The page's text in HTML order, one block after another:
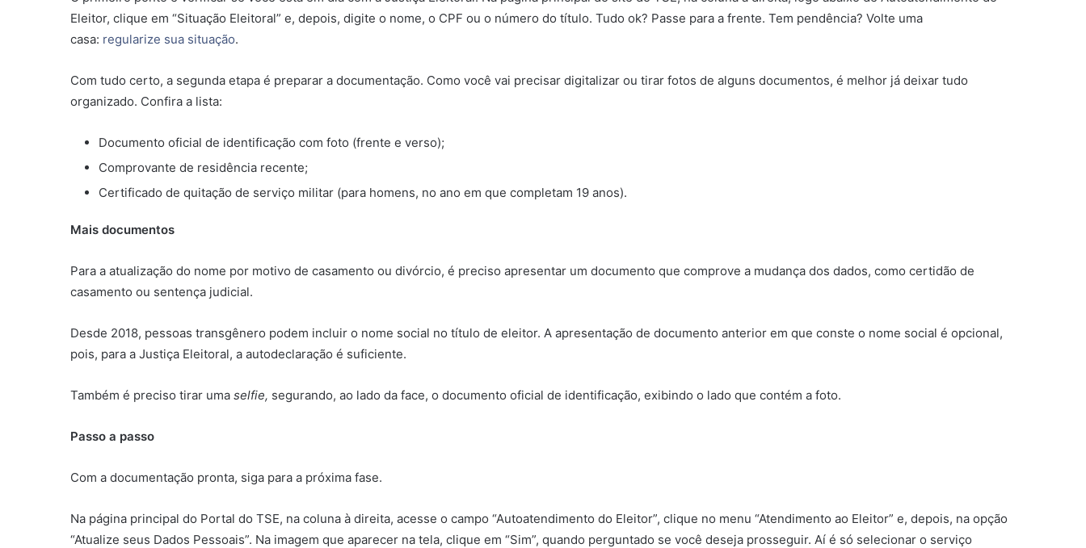
Eleitor, clique em “Situação Eleitoral” e, depois, digite o nome, o CPF ou o número do título. Tudo ok? Passe para a frente. Tem pendência? Volte uma
casa: regularize sua situação.
Com tudo certo, a segunda etapa é preparar a documentação. Como você vai precisar digitalizar ou tirar fotos de alguns documentos, é melhor já deixar tudo
organizado. Confira a lista:
Documento oficial de identificação com foto (frente e verso);
Comprovante de residência recente;
Certificado de quitação de serviço militar (para homens, no ano em que completam 19 anos).
Mais documentos
Para a atualização do nome por motivo de casamento ou divórcio, é preciso apresentar um documento que comprove a mudança dos dados, como certidão de
casamento ou sentença judicial.
Desde 2018, pessoas transgênero podem incluir o nome social no título de eleitor. A apresentação de documento anterior em que conste o nome social é opcional,
pois, para a Justiça Eleitoral, a autodeclaração é suficiente.
Também é preciso tirar uma selfie, segurando, ao lado da face, o documento oficial de identificação, exibindo o lado que contém a foto.
Passo a passo
Com a documentação pronta, siga para a próxima fase.
Na página principal do Portal do TSE, na coluna à direita, acesse o campo “Autoatendimento do Eleitor”, clique no menu “Atendimento ao Eleitor” e, depois, na opção
“Atualize seus Dados Pessoais”. Na imagem que aparecer na tela, clique em “Sim”, quando perguntado se você deseja prosseguir. Aí é só selecionar o serviço